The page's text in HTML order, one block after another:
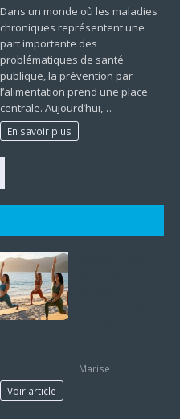
Dans un monde où les maladies
chroniques représentent une
part importante des
problématiques de santé
publique, la prévention par
l’alimentation prend une place
centrale. Aujourd’hui,…
En savoir plus
Marise
Voir article